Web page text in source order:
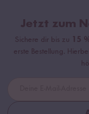
Jetzt zum
Sichere dir bis zu 15
erste Bestellung.